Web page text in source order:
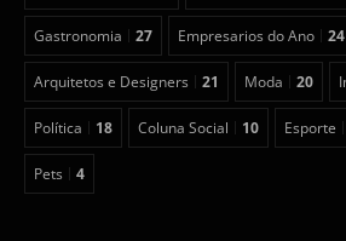
Gastronomia 27 Empresarios do Ano 24
Arquitetos e Designers 21 Moda 20
Política 18 Coluna Social 10 Esporte
Pets 4